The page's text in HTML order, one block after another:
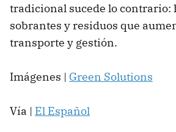
tradicional sucede lo contrario:
sobrantes y residuos que
transporte y gestión.
Imágenes | Green Solutions
Vía | El Español